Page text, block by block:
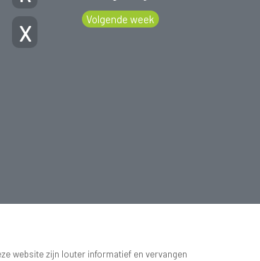
X
Volgende week
website zijn louter informatief en vervangen